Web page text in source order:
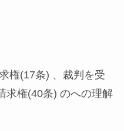
権(17条) 、裁判を受
求権(40条) のへの理解